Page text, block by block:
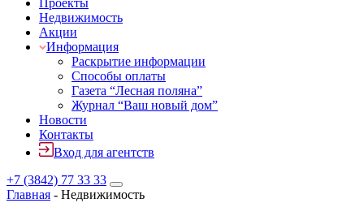
Проекты
Недвижимость
Акции
Информация
Раскрытие информации
Способы оплаты
Газета “Лесная поляна”
Журнал “Ваш новый дом”
Новости
Контакты
Вход для агентств
+7 (3842) 77 33 33
Главная - Недвижимость